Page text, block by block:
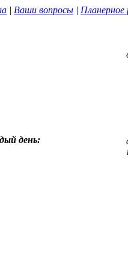
| Ваши вопросы | Планерное
день: